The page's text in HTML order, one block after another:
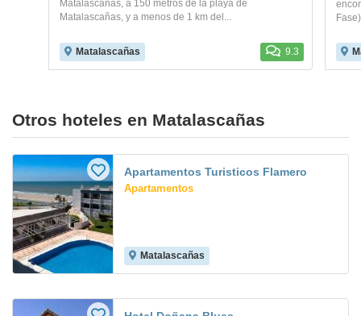
Matalascañas, a 150 metros de la playa de
Matalascañas, y a menos de 1 km del...
Matalascañas 9.3
Otros hoteles en Matalascañas
Apartamentos Turisticos Flamero
Apartamentos
Matalascañas